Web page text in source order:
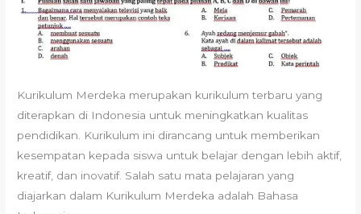
Kurikulum Merdeka merupakan kurikulum terbaru yang
diterapkan di Indonesia untuk meningkatkan kualitas
pendidikan. Kurikulum ini dirancang untuk memberikan
kesempatan kepada siswa untuk belajar dengan lebih aktif,
kreatif, dan inovatif. Salah satu mata pelajaran yang
diajarkan dalam Kurikulum Merdeka adalah Bahasa